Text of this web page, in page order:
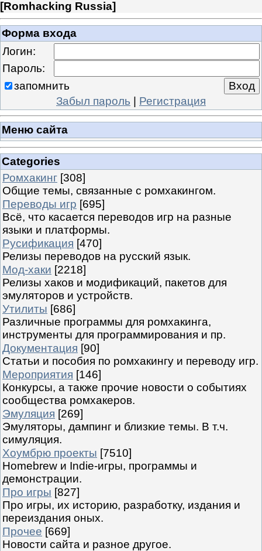
[Romhacking Russia]
Форма входа
Логин:
Пароль:
запомнить
Забыл пароль | Регистрация
Меню сайта
Categories
Ромхакинг [308]
Общие темы, связанные с ромхакингом.
Переводы игр [695]
Всё, что касается переводов игр на разные
языки и платформы.
Русификация [470]
Релизы переводов на русский язык.
Мод-хаки [2218]
Релизы хаков и модификаций, пакетов для
эмуляторов и устройств.
Утилиты [686]
Различные программы для ромхакинга,
инструменты для программирования и пр.
Документация [90]
Статьи и пособия по ромхакингу и переводу игр.
Мероприятия [146]
Конкурсы, а также прочие новости о событиях
сообщества ромхакеров.
Эмуляция [269]
Эмуляторы, дампинг и близкие темы. В т.ч.
симуляция.
Хоумбрю проекты [7510]
Homebrew и Indie-игры, программы и
демонстрации.
Про игры [827]
Про игры, их историю, разработку, издания и
переиздания оных.
Прочее [669]
Новости сайта и разное другое.